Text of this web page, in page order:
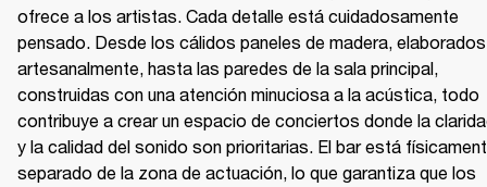
ofrece a los artistas. Cada detalle está cuidadosamente
pensado. Desde los cálidos paneles de madera, elaborados
artesanalmente, hasta las paredes de la sala principal,
construidas con una atención minuciosa a la acústica, todo
contribuye a crear un espacio de conciertos donde la
y la calidad del sonido son prioritarias. El bar está
separado de la zona de actuación, lo que garantiza que los